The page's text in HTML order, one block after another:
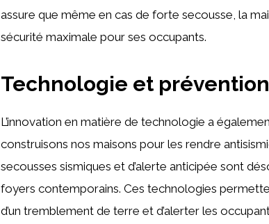
assure que même en cas de forte secousse, la
sécurité maximale pour ses occupants.
Technologie et prévention
L’innovation en matière de technologie a
construisons nos maisons pour les rendre
secousses sismiques et d’alerte anticipée sont
foyers contemporains. Ces technologies
d’un tremblement de terre et d’alerter les